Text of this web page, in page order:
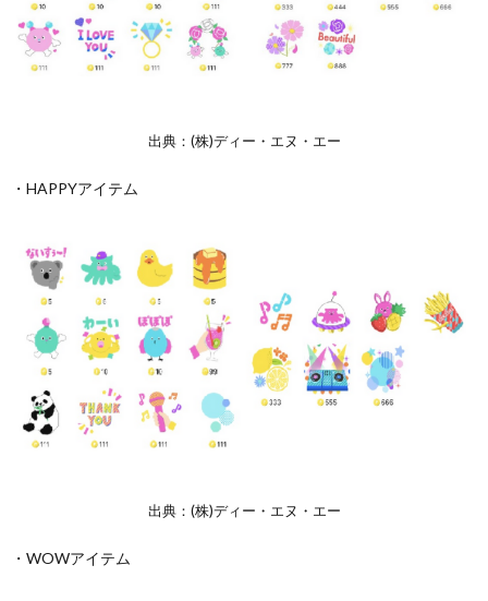
出典：(株)ディー・エヌ・エー
・HAPPYアイテム
出典：(株)ディー・エヌ・エー
・WOWアイテム